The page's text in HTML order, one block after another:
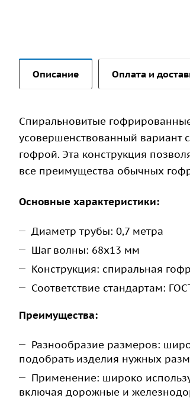
Описание Оплата и
Спиральновитые
усовершенствованный вариант
гофрой. Эта конструкция
все преимущества обычных
Основные характеристики:
Диаметр трубы: 0,7 метра
Шаг волны: 68х13 мм
Конструкция: спиральная
Соответствие стандартам:
Преимущества:
Разнообразие размеров:
подобрать изделия нужных
Применение: широко
включая дорожные и